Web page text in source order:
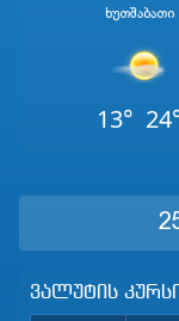
Ხუთშაბათი
13°
ვალუტის